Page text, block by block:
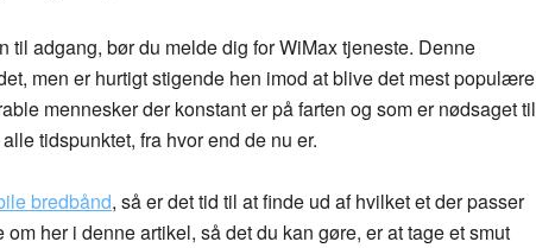
til adgang, bør du melde dig for WiMax tjeneste. Denne
men er hurtigt stigende hen imod at blive det mest populære
mennesker der konstant er på farten og som er nødsaget til
tidspunktet, fra hvor end de nu er.
bredbånd, så er det tid til at finde ud af hvilket et der passer
her i denne artikel, så det du kan gøre, er at tage et smut